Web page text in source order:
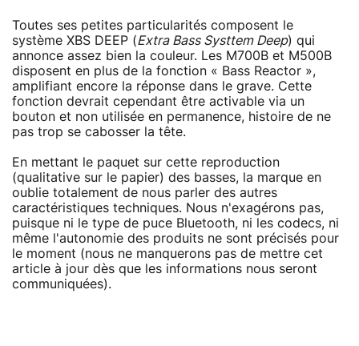
Toutes ses petites particularités composent le
système XBS DEEP (Extra Bass Systtem Deep) qui
annonce assez bien la couleur. Les M700B et M500B
disposent en plus de la fonction « Bass Reactor »,
amplifiant encore la réponse dans le grave. Cette
fonction devrait cependant être activable via un
bouton et non utilisée en permanence, histoire de ne
pas trop se cabosser la tête.
En mettant le paquet sur cette reproduction
(qualitative sur le papier) des basses, la marque en
oublie totalement de nous parler des autres
caractéristiques techniques. Nous n'exagérons pas,
puisque ni le type de puce Bluetooth, ni les codecs, ni
même l'autonomie des produits ne sont précisés pour
le moment (nous ne manquerons pas de mettre cet
article à jour dès que les informations nous seront
communiquées).